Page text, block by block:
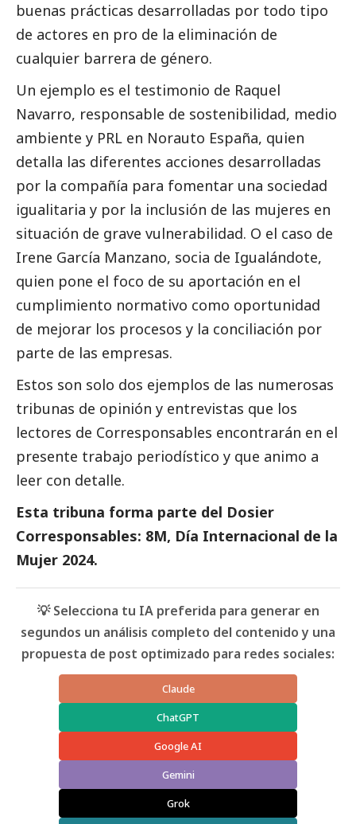
buenas prácticas desarrolladas por todo tipo
de actores en pro de la eliminación de
cualquier barrera de género.
Un ejemplo es el testimonio de Raquel
Navarro, responsable de sostenibilidad, medio
ambiente y PRL en Norauto España, quien
detalla las diferentes acciones desarrolladas
por la compañía para fomentar una sociedad
igualitaria y por la inclusión de las mujeres en
situación de grave vulnerabilidad. O el caso de
Irene García Manzano, socia de Igualándote,
quien pone el foco de su aportación en el
cumplimiento normativo como oportunidad
de mejorar los procesos y la conciliación por
parte de las empresas.
Estos son solo dos ejemplos de las numerosas
tribunas de opinión y entrevistas que los
lectores de Corresponsables encontrarán en el
presente trabajo periodístico y que animo a
leer con detalle.
Esta tribuna forma parte del Dosier
Corresponsables: 8M, Día Internacional de la
Mujer 2024.
💡 Selecciona tu IA preferida para generar en
segundos un análisis completo del contenido y una
propuesta de post optimizado para redes sociales:
Claude
ChatGPT
Google AI
Gemini
Grok